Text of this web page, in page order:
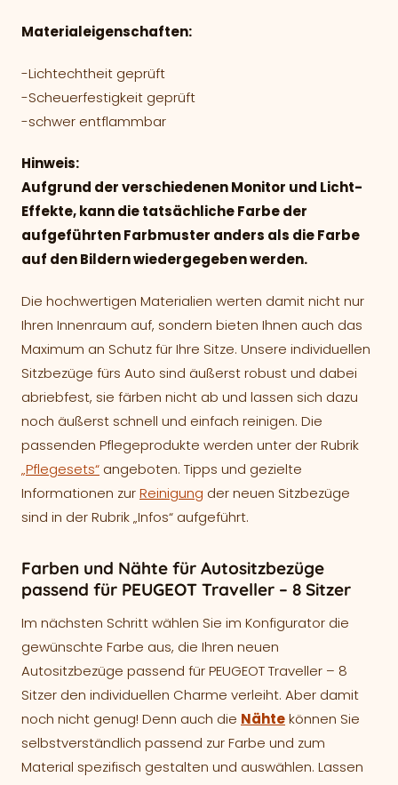
Materialeigenschaften:
-Lichtechtheit geprüft
-Scheuerfestigkeit geprüft
-schwer entflammbar
Hinweis:
Aufgrund der verschiedenen Monitor und Licht-
Effekte, kann die tatsächliche Farbe der
aufgeführten Farbmuster anders als die Farbe
auf den Bildern wiedergegeben werden.
Die hochwertigen Materialien werten damit nicht nur
Ihren Innenraum auf, sondern bieten Ihnen auch das
Maximum an Schutz für Ihre Sitze. Unsere individuellen
Sitzbezüge fürs Auto sind äußerst robust und dabei
abriebfest, sie färben nicht ab und lassen sich dazu
noch äußerst schnell und einfach reinigen. Die
passenden Pflegeprodukte werden unter der Rubrik
„Pflegesets“ angeboten. Tipps und gezielte
Informationen zurReinigung der neuen Sitzbezüge
sind in der Rubrik „Infos“ aufgeführt.
Farben und Nähte für Autositzbezüge
passend für PEUGEOT Traveller – 8 Sitzer
Im nächsten Schritt wählen Sie im Konfigurator die
gewünschte Farbe aus, die Ihren neuen
Autositzbezüge passend für PEUGEOT Traveller – 8
Sitzer den individuellen Charme verleiht. Aber damit
noch nicht genug! Denn auch die Nähtekönnen Sie
selbstverständlich passend zur Farbe und zum
Material spezifisch gestalten und auswählen. Lassen